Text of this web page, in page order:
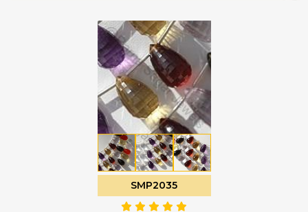
SMP2035